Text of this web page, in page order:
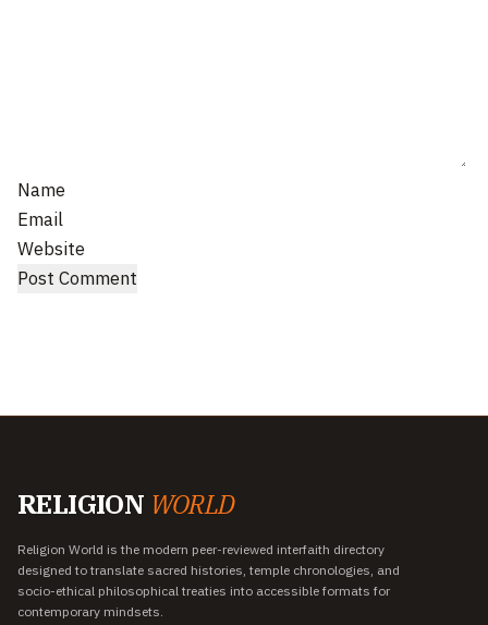
Name
Email
Website
RELIGION WORLD
Religion World is the modern peer-reviewed interfaith directory
designed to translate sacred histories, temple chronologies, and
socio-ethical philosophical treaties into accessible formats for
contemporary mindsets.